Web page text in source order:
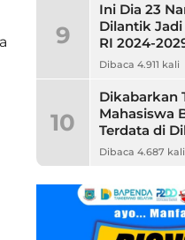
9
Ini Dia 23
Dilantik
RI 2024-
Dibaca 4.911 kali
10
Dikabarkan
Mahasiswa
Terdata di
Unpam
Dibaca 4.687 kali